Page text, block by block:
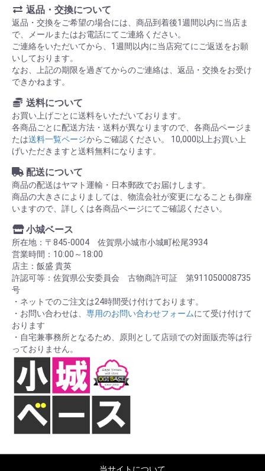
返品・交換について
返品・交換をご希望の場合には、商品到着後1週間以内に当店ま
で、メールまたはお電話にてご連絡ください。
ご連絡をいただいてから、1週間以内に当店宛てにご返送をお願
いしております。
なお、上記の期限を過ぎてからのご連絡は、返品・交換をお受け
できかねます。
送料について
お買い上げごとに送料をいただいております。
各商品ごとに配送方法・送料が異なりますので、各商品ページま
たは送料一覧ページからご確認ください。 10,000以上お買い上
げいただきますと送料無料になります。
配送について
商品の配送はヤマト運輸・日本郵政でお届けします。
商品の大きさによりましては、物流会社が変更になることも御座
いますので、詳しくは各商品ページにてご確認ください。
小城ベース
所在地：〒845-0004 佐賀県小城市小城町松尾3934
営業時間：10:00～18:00
店主：飯盛 貴英
許認可等：佐賀県公安委員会 古物商許可証 第911050008735
号
・ネットでのご注文は24時間受け付けております。
・お問い合わせは、 専用のお問い合わせフォームにて受け付けて
おります
・自宅兼事務所となるため、原則として店頭での対面販売等は行
っておりません。